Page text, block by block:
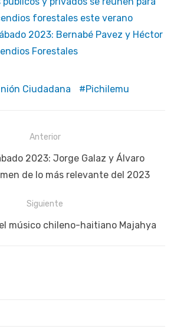
forestales este verano
2023: Bernabé Pavez y Héctor
Forestales
Ciudadana Pichilemu
Anterior
2023: Jorge Galaz y Álvaro
de lo más relevante del 2023
Siguiente
músico chileno-haitiano Majahya